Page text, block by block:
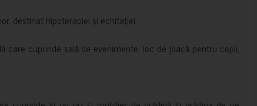
destinat hipoterapiei și echitației;
care cuprinde sală de evenimente, loc de joacă pentru copii,